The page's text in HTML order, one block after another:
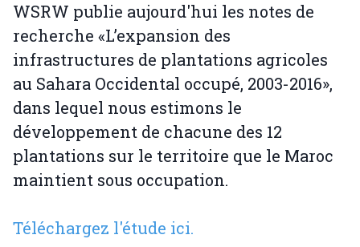
WSRW publie aujourd'hui les notes de
recherche «L’expansion des
infrastructures de plantations agricoles
au Sahara Occidental occupé, 2003-2016»,
dans lequel nous estimons le
développement de chacune des 12
plantations sur le territoire que le Maroc
maintient sous occupation.
Téléchargez l'étude ici.